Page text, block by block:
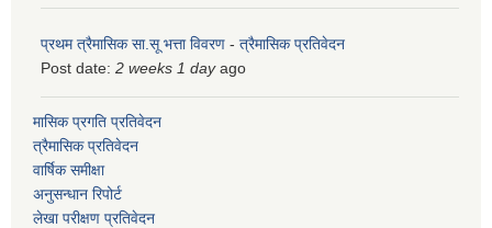
प्रथम त्रैमासिक सा.सू भत्ता विवरण - त्रैमासिक प्रतिवेदन
Post date: 2 weeks 1 dayago
मासिक प्रगति प्रतिवेदन
त्रैमासिक प्रतिवेदन
वार्षिक समीक्षा
अनुसन्धान रिपोर्ट
लेखा परीक्षण प्रतिवेदन